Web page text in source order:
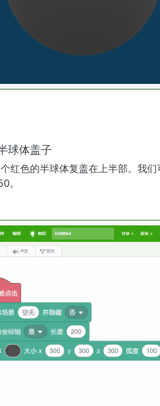
球体盖子
红色的半球体复盖在上半部。我
。